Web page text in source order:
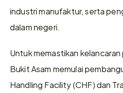
industri manufaktur, serta
dalam negeri.
Untuk memastikan
Bukit Asam memulai
Handling Facility (CHF) dan